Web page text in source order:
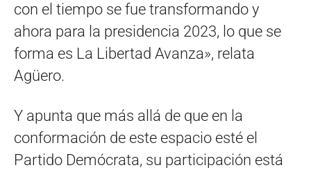
con el tiempo se fue transformando y
ahora para la presidencia 2023, lo que se
forma es La Libertad Avanza», relata
Agüero.
Y apunta que más allá de que en la
conformación de este espacio esté el
Partido Demócrata, su participación está